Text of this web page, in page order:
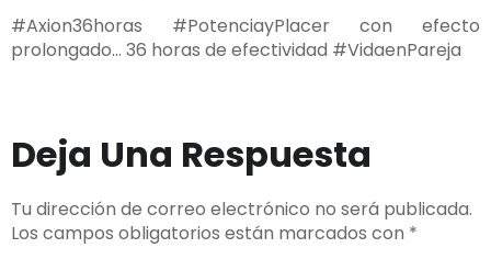
#Axion36horas #PotenciayPlacer con efecto
prolongado… 36 horas de efectividad #VidaenPareja
Deja Una Respuesta
Tu dirección de correo electrónico no será publicada.
Los campos obligatorios están marcados con *